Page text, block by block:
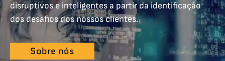
disruptivos e inteligentes a partir da identificação
dos desafios dos nossos clientes.
Sobre nós